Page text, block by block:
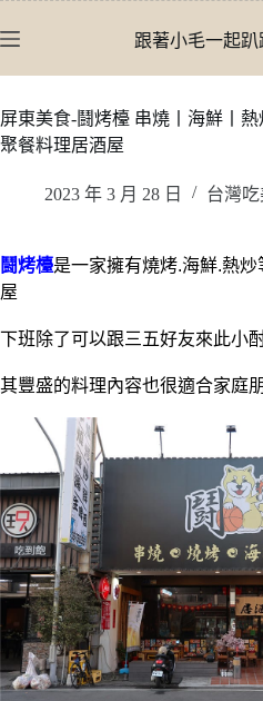
至
內
容
跟著小毛一起趴
屏東美食-鬪烤檯 串燒丨海鮮丨
聚餐料理居酒屋
2023 年 3 月 28 日 台灣
鬪烤檯是一家擁有燒烤.海鮮.熱
屋
下班除了可以跟三五好友來此小
其豐盛的料理內容也很適合家庭